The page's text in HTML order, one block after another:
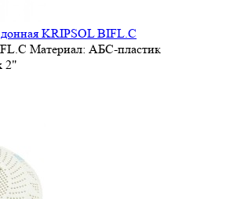
KRIPSOL BIFL.C
Материал: АБС-пластик
2"